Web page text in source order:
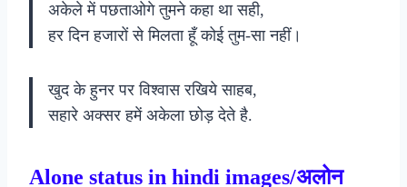
अकेले में पछताओगे तुमने कहा था सही,
हर दिन हजारों से मिलता हूँ कोई तुम-सा नहीं।
खुद के हुनर पर विश्वास रखिये साहब,
सहारे अक्सर हमें अकेला छोड़ देते है.
Alone status in hindi images/अलोन